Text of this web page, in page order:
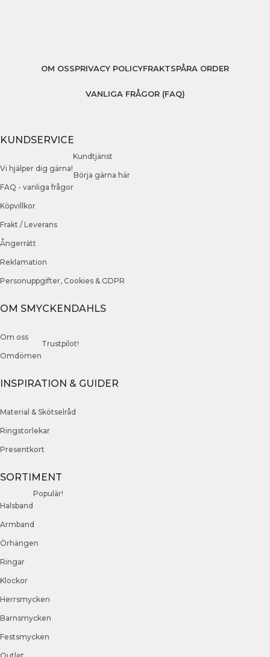
OM OSSPRIVACY POLICYFRAKTSPÅRA ORDER
VANLIGA FRÅGOR (FAQ)
KUNDSERVICE
Vi hjälper dig gärna!
Kundtjänst
FAQ - vanliga frågor
Börja gärna här
Köpvillkor
Frakt / Leverans
Ångerrätt
Reklamation
Personuppgifter, Cookies & GDPR
OM SMYCKENDAHLS
Om oss
Omdömen
Trustpilot!
INSPIRATION & GUIDER
Material & Skötselråd
Ringstorlekar
Presentkort
SORTIMENT
Halsband
Populär!
Armband
Örhängen
Ringar
Klockor
Herrsmycken
Barnsmycken
Festsmycken